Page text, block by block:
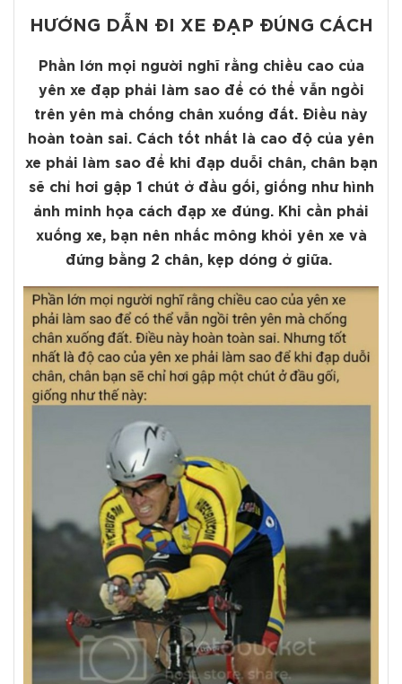
HƯỚNG DẪN ĐI XE ĐẠP ĐÚNG CÁCH
Phần lớn mọi người nghĩ rằng chiều cao của
yên xe đạp phải làm sao để có thể vẫn ngồi
trên yên mà chống chân xuống đất. Điều này
hoàn toàn sai. Cách tốt nhất là cao độ của yên
xe phải làm sao để khi đạp duỗi chân, chân bạn
sẽ chỉ hơi gập 1 chút ở đầu gối, giống như hình
ảnh minh họa cách đạp xe đúng. Khi cần phải
xuống xe, bạn nên nhấc mông khỏi yên xe và
đứng bằng 2 chân, kẹp dóng ở giữa.